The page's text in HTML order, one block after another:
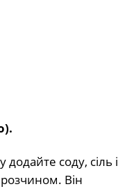
соду, сіль і
Він